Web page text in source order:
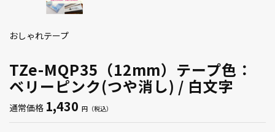
TZe-MQP35（12mm）テープ色：
ベリーピンク(つや消し) / 白文字
おしゃれテープ
通常価格 1,430